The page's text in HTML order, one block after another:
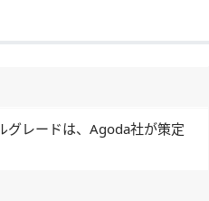
グレードは、Agoda社が策定